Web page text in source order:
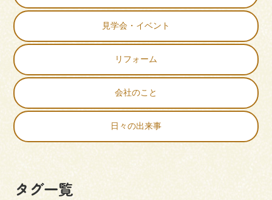
見学会・イベント
リフォーム
会社のこと
日々の出来事
タグ一覧